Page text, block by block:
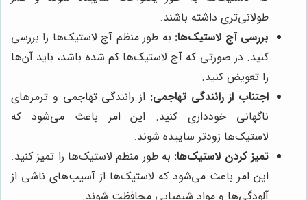
طولانی‌تری داشته باشند.
بررسی آج لاستیک‌ها: به طور منظم آج لاستیک‌ها را بررسی
کنید. در صورتی که آج لاستیک‌ها کم شده باشد، باید آن‌ها
را تعویض کنید.
اجتناب از رانندگی تهاجمی: از رانندگی تهاجمی و ترمزهای
ناگهانی خودداری کنید. این امر باعث می‌شود که
لاستیک‌ها زودتر ساییده شوند.
تمیز کردن لاستیک‌ها: به طور منظم لاستیک‌ها را تمیز کنید.
این امر باعث می‌شود که لاستیک‌ها از آسیب‌های ناشی از
آلودگی‌ها و مواد شیمیایی محافظت شوند.